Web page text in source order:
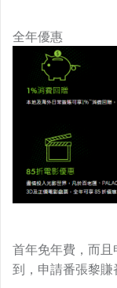
全年優惠
首年免年費，而
到，申請番張黎賺